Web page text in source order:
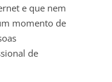
e que nem
momento de
de